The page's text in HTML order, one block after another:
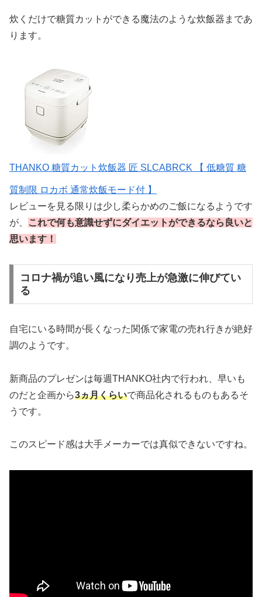
炊くだけで糖質カットができる魔法のような炊飯器まであ
ります。
THANKO 糖質カット炊飯器 匠 SLCABRCK 【 低糖質 糖
質制限 ロカボ 通常炊飯モード付 】
レビューを見る限りは少し柔らかめのご飯になるようです
が、
これで何も意識せずにダイエットができるなら良いと
思います！
コロナ禍が追い風になり売上が急激に伸びてい
る
自宅にいる時間が長くなった関係で家電の売れ行きが絶好
調のようです。
新商品のプレゼンは毎週THANKO社内で行われ、早いも
のだと企画から3ヵ月くらいで商品化されるものもあるそ
うです。
このスピード感は大手メーカーでは真似できないですね。